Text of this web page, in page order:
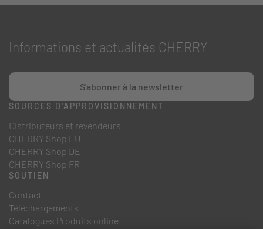
Informations et actualités CHERRY
S'abonner à la newsletter
SOURCES D'APPROVISIONNEMENT
Distributeurs et revendeurs
CHERRY Shop EU
CHERRY Shop DE
CHERRY Shop FR
SOUTIEN
Contact
Téléchargements
Catalogues Produits online